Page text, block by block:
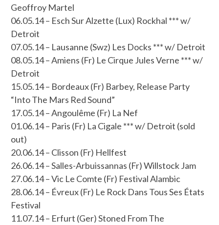
Geoffroy Martel
06.05.14 – Esch Sur Alzette (Lux) Rockhal *** w/
Detroit
07.05.14 – Lausanne (Swz) Les Docks *** w/ Detroit
08.05.14 – Amiens (Fr) Le Cirque Jules Verne *** w/
Detroit
15.05.14 – Bordeaux (Fr) Barbey, Release Party
“Into The Mars Red Sound”
17.05.14 – Angoulême (Fr) La Nef
01.06.14 – Paris (Fr) La Cigale *** w/ Detroit (sold
out)
20.06.14 – Clisson (Fr) Hellfest
26.06.14 – Salles-Arbuissannas (Fr) Willstock Jam
27.06.14 – Vic Le Comte (Fr) Festival Alambic
28.06.14 – Évreux (Fr) Le Rock Dans Tous Ses États
Festival
11.07.14 – Erfurt (Ger) Stoned From The